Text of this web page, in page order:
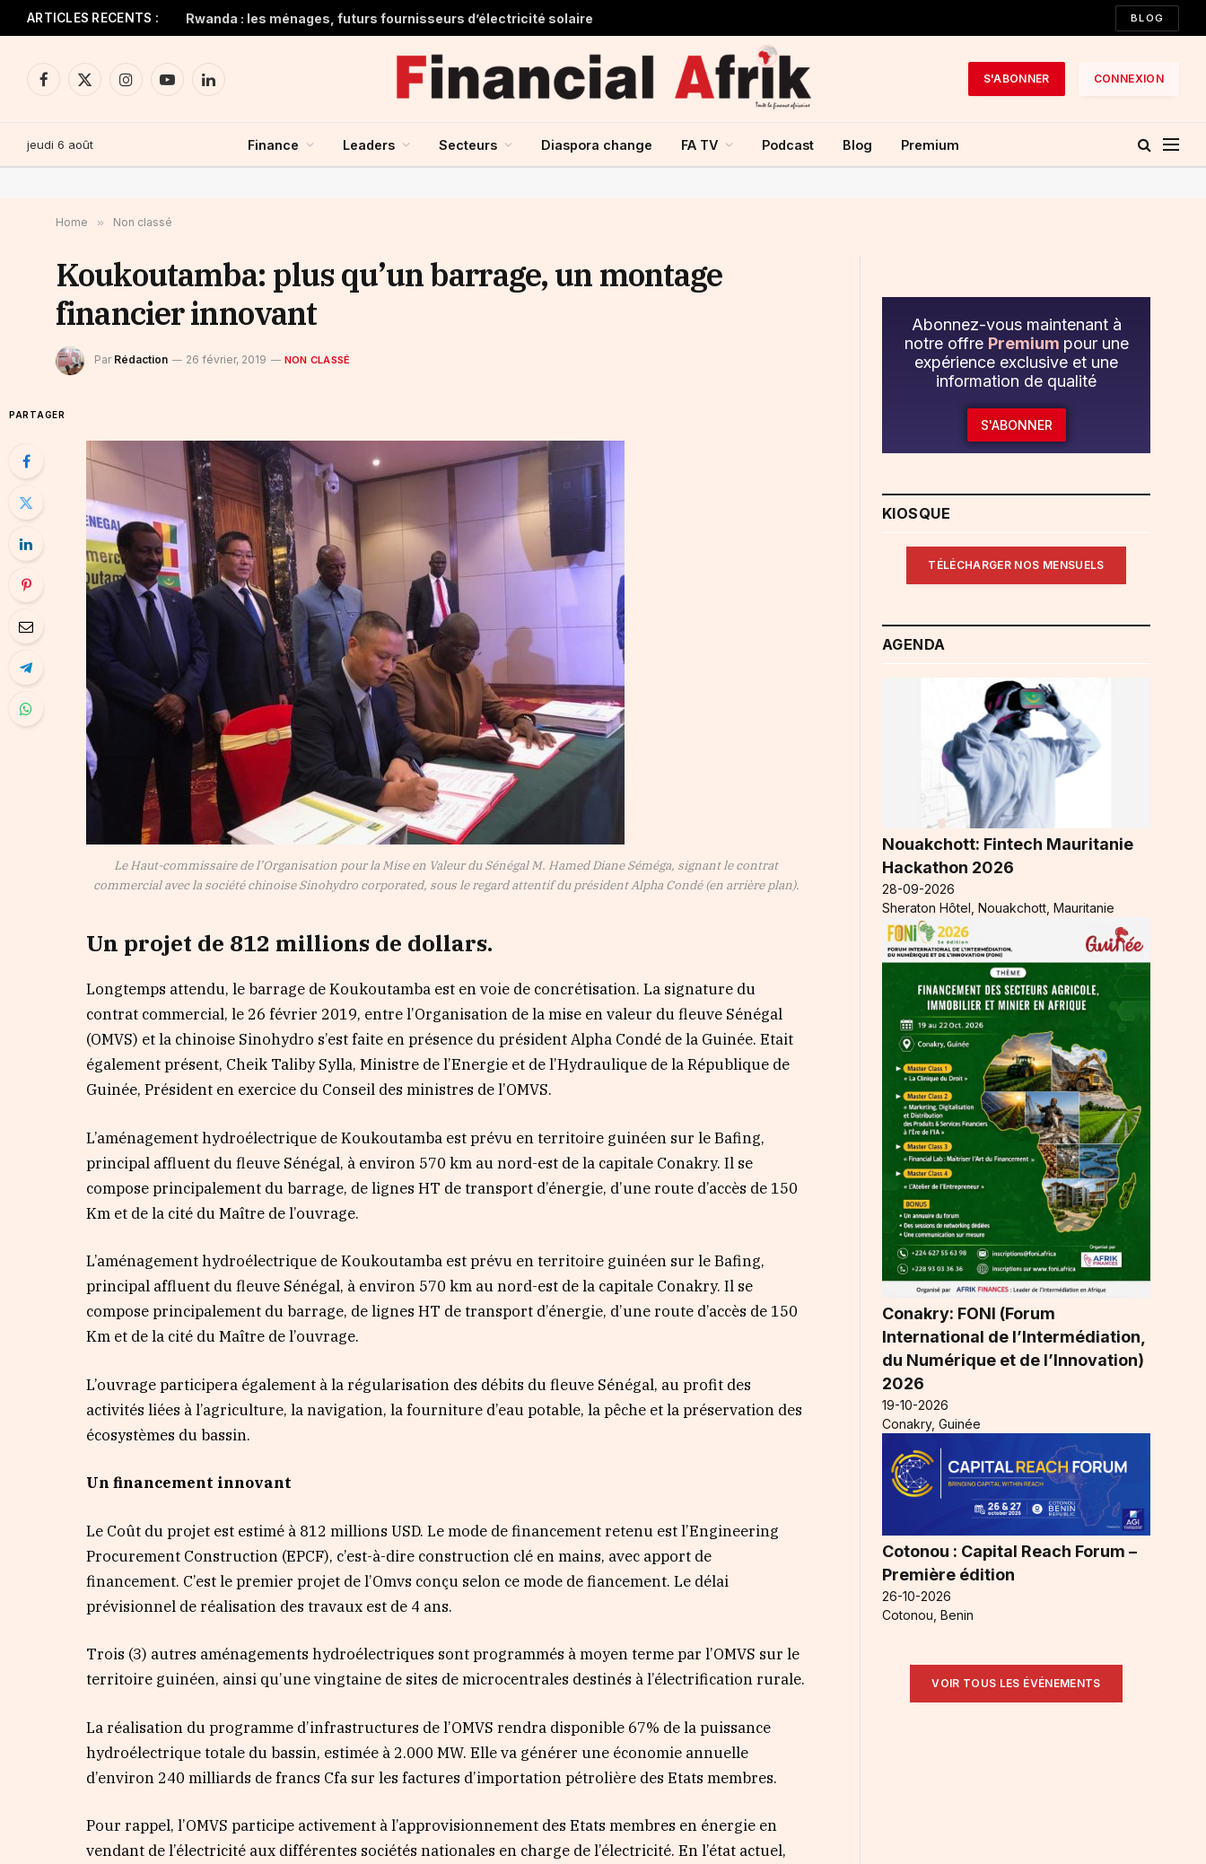
ARTICLES RECENTS : Rwanda : les ménages, futurs fournisseurs d’électricité solaire BLOG
Facebook
X
InstagramYouTubeLinkedIn
S'ABONNER CONNEXION
jeudi 6 août Finance Leaders Secteurs Diaspora change FA TV Podcast Blog Premium
Home » Non classé
Koukoutamba: plus qu’un barrage, un montage
financier innovant
Par Rédaction 26 février, 2019 NON CLASSÉ
PARTAGER
Le Haut-commissaire de l’Organisation pour la Mise en Valeur du Sénégal M. Hamed Diane Séméga, signant le contrat
commercial avec la société chinoise Sinohydro corporated, sous le regard attentif du président Alpha Condé (en arrière plan).
Un projet de 812 millions de dollars.
Longtemps attendu, le barrage de Koukoutamba est en voie de concrétisation. La signature du
contrat commercial, le 26 février 2019, entre l’Organisation de la mise en valeur du fleuve Sénégal
(OMVS) et la chinoise Sinohydro s’est faite en présence du président Alpha Condé de la Guinée. Etait
également présent, Cheik Taliby Sylla, Ministre de l’Energie et de l’Hydraulique de la République de
Guinée, Président en exercice du Conseil des ministres de l’OMVS.
L’aménagement hydroélectrique de Koukoutamba est prévu en territoire guinéen sur le Bafing,
principal affluent du fleuve Sénégal, à environ 570 km au nord-est de la capitale Conakry. Il se
compose principalement du barrage, de lignes HT de transport d’énergie, d’une route d’accès de 150
Km et de la cité du Maître de l’ouvrage.
L’aménagement hydroélectrique de Koukoutamba est prévu en territoire guinéen sur le Bafing,
principal affluent du fleuve Sénégal, à environ 570 km au nord-est de la capitale Conakry. Il se
compose principalement du barrage, de lignes HT de transport d’énergie, d’une route d’accès de 150
Km et de la cité du Maître de l’ouvrage.
L’ouvrage participera également à la régularisation des débits du fleuve Sénégal, au profit des
activités liées à l’agriculture, la navigation, la fourniture d’eau potable, la pêche et la préservation des
écosystèmes du bassin.
Un financement innovant
Le Coût du projet est estimé à 812 millions USD. Le mode de financement retenu est l’Engineering
Procurement Construction (EPCF), c’est-à-dire construction clé en mains, avec apport de
financement. C’est le premier projet de l’Omvs conçu selon ce mode de fiancement. Le délai
prévisionnel de réalisation des travaux est de 4 ans.
Trois (3) autres aménagements hydroélectriques sont programmés à moyen terme par l’OMVS sur le
territoire guinéen, ainsi qu’une vingtaine de sites de microcentrales destinés à l’électrification rurale.
La réalisation du programme d’infrastructures de l’OMVS rendra disponible 67% de la puissance
hydroélectrique totale du bassin, estimée à 2.000 MW. Elle va générer une économie annuelle
d’environ 240 milliards de francs Cfa sur les factures d’importation pétrolière des Etats membres.
Pour rappel, l’OMVS participe activement à l’approvisionnement des Etats membres en énergie en
vendant de l’électricité aux différentes sociétés nationales en charge de l’électricité. En l’état actuel,
Abonnez-vous maintenant à
notre offre Premium pour une
expérience exclusive et une
information de qualité
S'ABONNER
KIOSQUE
TÉLÉCHARGER NOS MENSUELS
AGENDA
Nouakchott: Fintech Mauritanie
Hackathon 2026
28-09-2026
Sheraton Hôtel, Nouakchott, Mauritanie
Conakry: FONI (Forum
International de l’Intermédiation,
du Numérique et de l’Innovation)
2026
19-10-2026
Conakry, Guinée
Cotonou : Capital Reach Forum –
Première édition
26-10-2026
Cotonou, Benin
VOIR TOUS LES ÉVÉNEMENTS